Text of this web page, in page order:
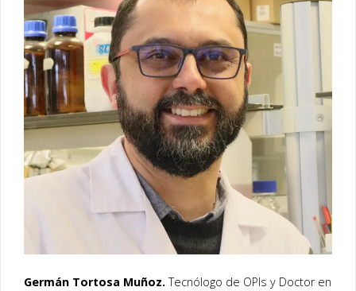
Germán Tortosa Muñoz.Tecnólogo de OPIs y Doctor en